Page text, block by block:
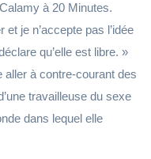
à 20 Minutes.
je n’accepte pas l’idée
qu’elle est libre. »
aller à contre-courant des
travailleuse du sexe
dans lequel elle